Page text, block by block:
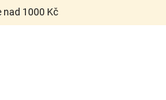
nad 1000 Kč